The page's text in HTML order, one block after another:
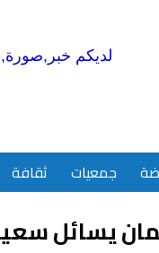
لديكم
جمعيات ثقافة
يسائل